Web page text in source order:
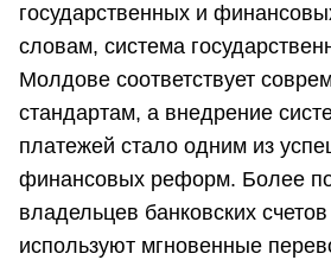
государственных и
словам, система
Молдове соответствует
стандартам, а внедрение
платежей стало одним из
финансовых реформ. Более
владельцев банковских
используют мгновенные